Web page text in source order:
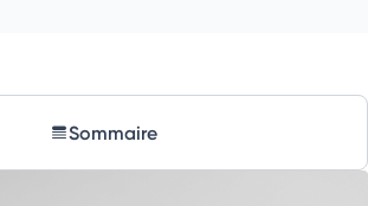
LinkedIn
sur Facebook
l'article sur X
Sommaire